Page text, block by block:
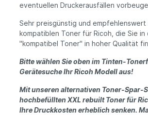
eventuellen Druckerausfällen
Sehr preisgünstig und empfehlenswert
kompatiblen Toner für Ricoh, die Sie
"kompatibel Toner" in hoher Qualität
Bitte wählen Sie oben im Tinten-
Gerätesuche Ihr Ricoh Modell aus!
Mit unseren alternativen Toner-Spar-
hochbefüllten XXL rebuilt Toner für
Ihre Druckkosten erheblich senken.